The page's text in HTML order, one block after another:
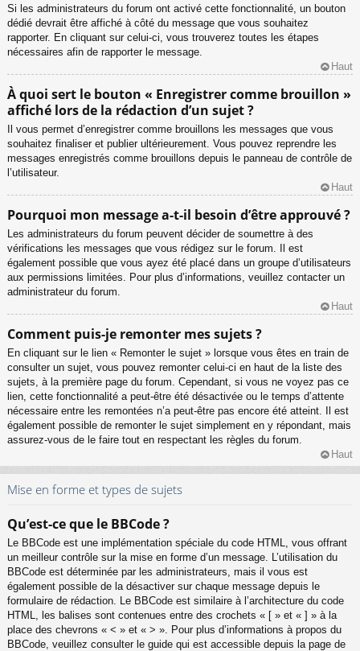
Si les administrateurs du forum ont activé cette fonctionnalité, un bouton
dédié devrait être affiché à côté du message que vous souhaitez
rapporter. En cliquant sur celui-ci, vous trouverez toutes les étapes
nécessaires afin de rapporter le message.
Haut
À quoi sert le bouton « Enregistrer comme brouillon »
affiché lors de la rédaction d’un sujet ?
Il vous permet d’enregistrer comme brouillons les messages que vous
souhaitez finaliser et publier ultérieurement. Vous pouvez reprendre les
messages enregistrés comme brouillons depuis le panneau de contrôle de
l’utilisateur.
Haut
Pourquoi mon message a-t-il besoin d’être approuvé ?
Les administrateurs du forum peuvent décider de soumettre à des
vérifications les messages que vous rédigez sur le forum. Il est
également possible que vous ayez été placé dans un groupe d’utilisateurs
aux permissions limitées. Pour plus d’informations, veuillez contacter un
administrateur du forum.
Haut
Comment puis-je remonter mes sujets ?
En cliquant sur le lien « Remonter le sujet » lorsque vous êtes en train de
consulter un sujet, vous pouvez remonter celui-ci en haut de la liste des
sujets, à la première page du forum. Cependant, si vous ne voyez pas ce
lien, cette fonctionnalité a peut-être été désactivée ou le temps d’attente
nécessaire entre les remontées n’a peut-être pas encore été atteint. Il est
également possible de remonter le sujet simplement en y répondant, mais
assurez-vous de le faire tout en respectant les règles du forum.
Haut
Mise en forme et types de sujets
Qu’est-ce que le BBCode ?
Le BBCode est une implémentation spéciale du code HTML, vous offrant
un meilleur contrôle sur la mise en forme d’un message. L’utilisation du
BBCode est déterminée par les administrateurs, mais il vous est
également possible de la désactiver sur chaque message depuis le
formulaire de rédaction. Le BBCode est similaire à l’architecture du code
HTML, les balises sont contenues entre des crochets « [ » et « ] » à la
place des chevrons « < » et « > ». Pour plus d’informations à propos du
BBCode, veuillez consulter le guide qui est accessible depuis la page de